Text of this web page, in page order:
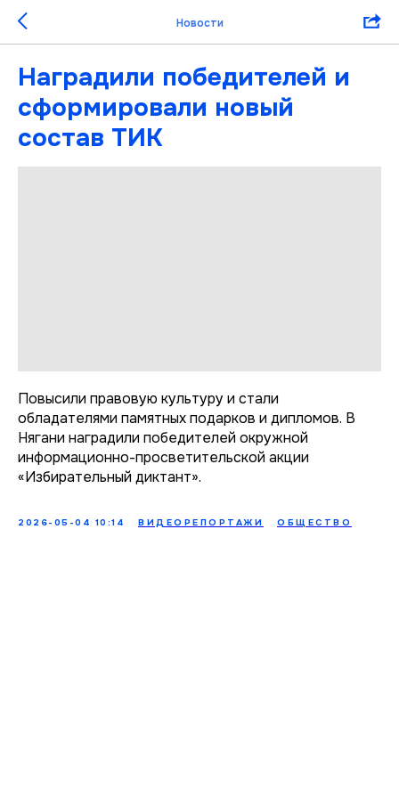
Новости
Наградили победителей и
сформировали новый
состав ТИК
Повысили правовую культуру и стали
обладателями памятных подарков и дипломов. В
Нягани наградили победителей окружной
информационно-просветительской акции
«Избирательный диктант».
2026-05-04 10:14 ВИДЕОРЕПОРТАЖИ ОБЩЕСТВО